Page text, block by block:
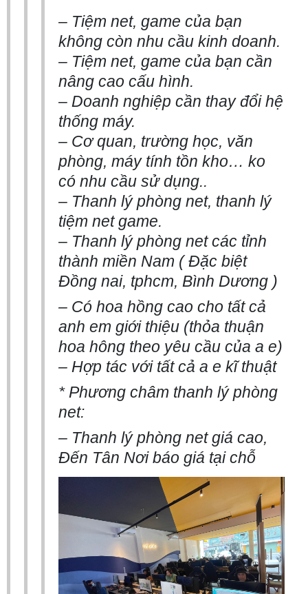
– Tiệm net, game của bạn
không còn nhu cầu kinh doanh.
– Tiệm net, game của bạn cần
nâng cao cấu hình.
– Doanh nghiệp cần thay đổi hệ
thống máy.
– Cơ quan, trường học, văn
phòng, máy tính tồn kho… ko
có nhu cầu sử dụng..
– Thanh lý phòng net, thanh lý
tiệm net game.
– Thanh lý phòng net các tỉnh
thành miền Nam ( Đặc biệt
Đồng nai, tphcm, Bình Dương )
– Có hoa hồng cao cho tất cả
anh em giới thiệu (thỏa thuận
hoa hông theo yêu cầu của a e)
– Hợp tác với tất cả a e kĩ thuật
* Phương châm thanh lý phòng
net:
– Thanh lý phòng net giá cao,
Đến Tân Nơi báo giá tại chỗ